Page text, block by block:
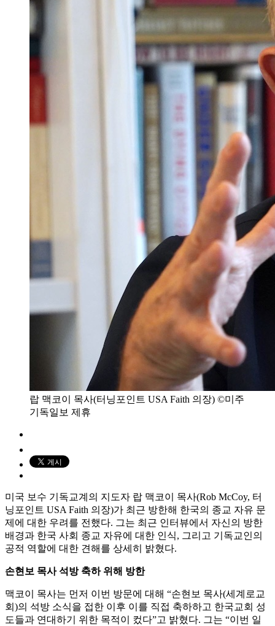
랍 맥코이 목사(터닝포인트 USA Faith 의장) ©미주
기독일보 제휴
미국 보수 기독교계의 지도자 랍 맥코이 목사(Rob McCoy, 터
닝포인트 USA Faith 의장)가 최근 방한해 한국의 종교 자유 문
제에 대한 우려를 전했다. 그는 최근 인터뷰에서 자신의 방한
배경과 한국 사회 종교 자유에 대한 인식, 그리고 기독교인의
공적 역할에 대한 견해를 상세히 밝혔다.
손현보 목사 석방 축하 위해 방한
맥코이 목사는 먼저 이번 방문에 대해 “손현보 목사(세계로교
회)의 석방 소식을 접한 이후 이를 직접 축하하고 한국교회 성
도들과 연대하기 위한 목적이 컸다”고 밝혔다. 그는 “이번 일